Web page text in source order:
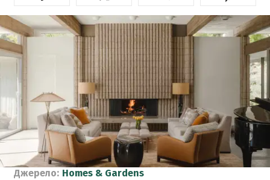
Джерело: Homes & Gardens